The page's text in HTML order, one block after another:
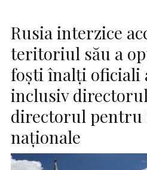
Rusia interzice
teritoriul său a
foşti înalţi oficiali
inclusiv directorul
directorul
naţionale